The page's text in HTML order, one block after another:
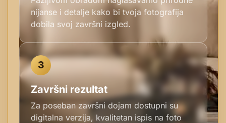
nijanse i detalje kako bi tvoja fotografija
dobila svoj završni izgled.
3
Završni rezultat
Za poseban završni dojam dostupni su
digitalna verzija, kvalitetan ispis na foto